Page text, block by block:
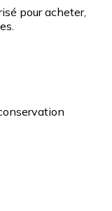
pour acheter,